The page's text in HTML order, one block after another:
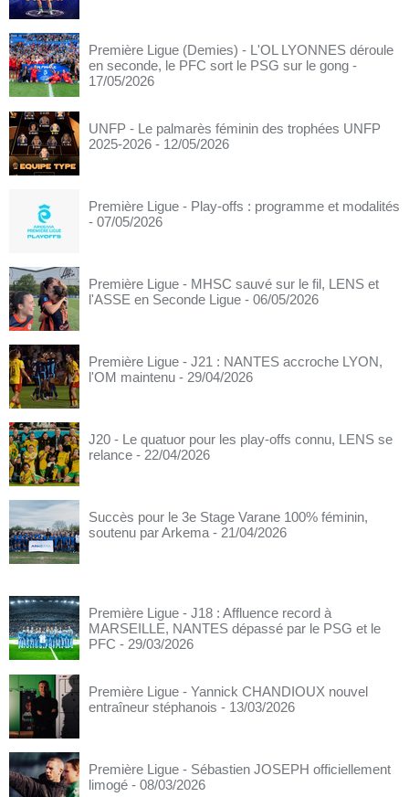
Première Ligue (Demies) - L'OL LYONNES déroule
en seconde, le PFC sort le PSG sur le gong -
17/05/2026
UNFP - Le palmarès féminin des trophées UNFP
2025-2026 - 12/05/2026
Première Ligue - Play-offs : programme et modalités
- 07/05/2026
Première Ligue - MHSC sauvé sur le fil, LENS et
l'ASSE en Seconde Ligue - 06/05/2026
Première Ligue - J21 : NANTES accroche LYON,
l'OM maintenu - 29/04/2026
J20 - Le quatuor pour les play-offs connu, LENS se
relance - 22/04/2026
Succès pour le 3e Stage Varane 100% féminin,
soutenu par Arkema - 21/04/2026
Première Ligue - J18 : Affluence record à
MARSEILLE, NANTES dépassé par le PSG et le
PFC - 29/03/2026
Première Ligue - Yannick CHANDIOUX nouvel
entraîneur stéphanois - 13/03/2026
Première Ligue - Sébastien JOSEPH officiellement
limogé - 08/03/2026